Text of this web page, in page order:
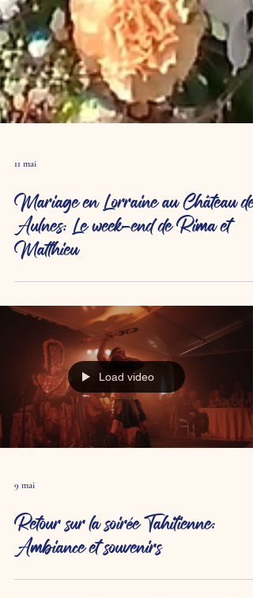
11 mai
Mariage en Lorraine au Château des
Aulnes: Le week-end de Rima et
Matthieu
Load video
9 mai
Retour sur la soirée Tahitienne:
Ambiance et souvenirs